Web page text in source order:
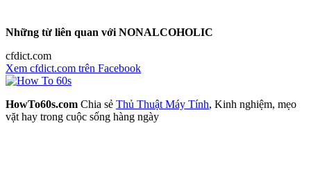
Những từ liên quan với NONALCOHOLIC
cfdict.com
Xem cfdict.com trên Facebook
HowTo60s.com Chia sẻ Thủ Thuật Máy Tính, Kinh nghiệm, mẹo
vặt hay trong cuộc sống hàng ngày